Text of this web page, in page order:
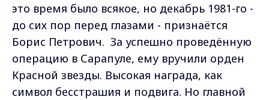
это время было всякое, но декабрь 1981-го -
до сих пор перед глазами - признаётся
Борис Петрович. За успешно проведённую
операцию в Сарапуле, ему вручили орден
Красной звезды. Высокая награда, как
символ бесстрашия и подвига. Но главной